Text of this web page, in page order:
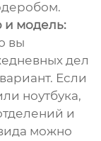
и модель:
вы
дел
Если
ноутбука,
и
можно